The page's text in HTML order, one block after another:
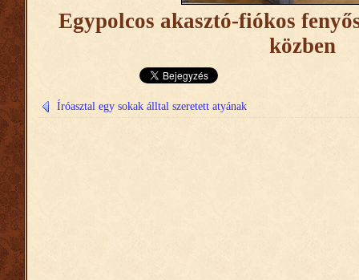
Egypolcos akasztó-fiókos
közben
Íróasztal egy sokak álltal szeretett atyának